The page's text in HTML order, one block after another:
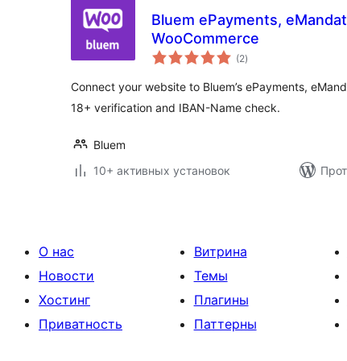
Bluem ePayments,
WooCommerce
(2общий
рейтинг
)
Connect your website to Bluem’s ePayments,
18+ verification and IBAN-Name check.
Bluem
10+ активных установок
О нас
Новости
Хостинг
Приватность
Витрина
Темы
Плагины
Паттерны